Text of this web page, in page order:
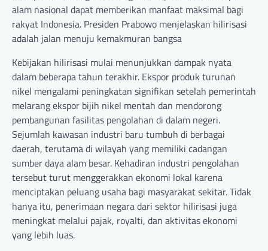
alam nasional dapat memberikan manfaat maksimal bagi
rakyat Indonesia. Presiden Prabowo menjelaskan hilirisasi
adalah jalan menuju kemakmuran bangsa
Kebijakan hilirisasi mulai menunjukkan dampak nyata
dalam beberapa tahun terakhir. Ekspor produk turunan
nikel mengalami peningkatan signifikan setelah pemerintah
melarang ekspor bijih nikel mentah dan mendorong
pembangunan fasilitas pengolahan di dalam negeri.
Sejumlah kawasan industri baru tumbuh di berbagai
daerah, terutama di wilayah yang memiliki cadangan
sumber daya alam besar. Kehadiran industri pengolahan
tersebut turut menggerakkan ekonomi lokal karena
menciptakan peluang usaha bagi masyarakat sekitar. Tidak
hanya itu, penerimaan negara dari sektor hilirisasi juga
meningkat melalui pajak, royalti, dan aktivitas ekonomi
yang lebih luas.